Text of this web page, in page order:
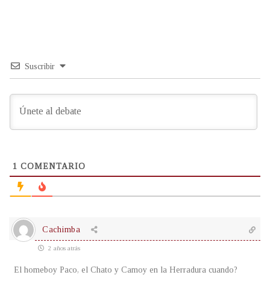
Suscribir
1 COMENTARIO
Cachimba
2 años atrás
El homeboy Paco, el Chato y Camoy en la Herradura cuando?